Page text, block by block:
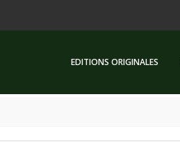
EDITIONS ORIGINALES